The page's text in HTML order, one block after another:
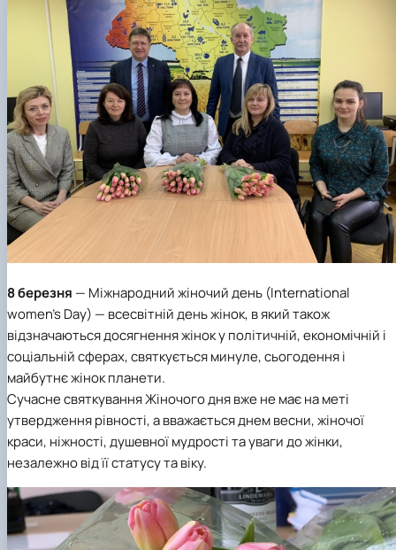
Сторінка аспіранта
8 березня — Міжнародний жіночий день (International
women's Day) — всесвітній день жінок, в який також
відзначаються досягнення жінок у політичній, економічній і
соціальній сферах, святкується минуле, сьогодення і
майбутнє жінок планети.
Сучасне святкування Жіночого дня вже не має на меті
утвердження рівності, а вважається днем весни, жіночої
краси, ніжності, душевної мудрості та уваги до жінки,
незалежно від її статусу та віку.